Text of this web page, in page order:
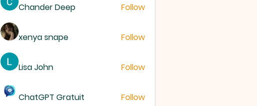
Chander Deep Follow
xenya snape Follow
Lisa John Follow
ChatGPT Gratuit
Follow